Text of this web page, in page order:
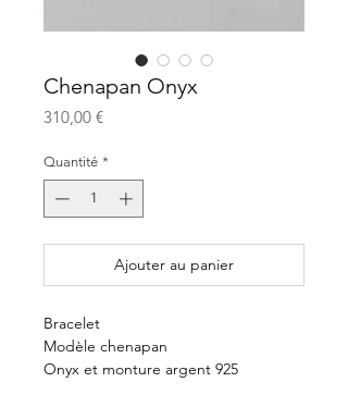
Chenapan Onyx
310,00 €Prix
Quantité *
Ajouter au panier
Bracelet
Modèle chenapan
Onyx et monture argent 925